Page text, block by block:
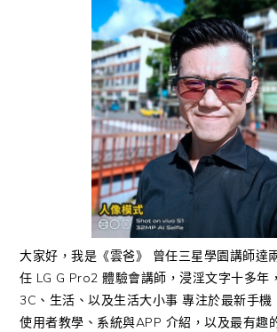
大家好，我是《雲爸》 曾任三星學園講師達
任 LG G Pro2 體驗會講師，浸淫文字十多年
3C、生活、以及生活大小事 專注於最新手機
使用者教學、系統與APP 介紹，以及最有趣